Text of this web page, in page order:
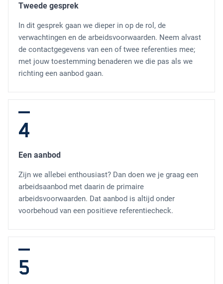
Tweede gesprek
In dit gesprek gaan we dieper in op de rol, de
verwachtingen en de arbeidsvoorwaarden. Neem alvast
de contactgegevens van een of twee referenties mee;
met jouw toestemming benaderen we die pas als we
richting een aanbod gaan.
4
Een aanbod
Zijn we allebei enthousiast? Dan doen we je graag een
arbeidsaanbod met daarin de primaire
arbeidsvoorwaarden. Dat aanbod is altijd onder
voorbehoud van een positieve referentiecheck.
5